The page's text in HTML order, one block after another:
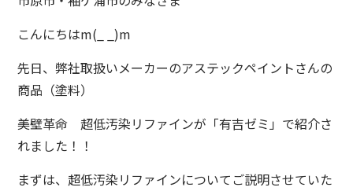
こんにちはm(_ _)m
先日、弊社取扱いメーカーのアステックペイントさんの
商品（塗料）
美壁革命 超低汚染リファインが「有吉ゼミ」で紹介さ
れました！！
まずは、超低汚染リファインについてご説明させていた